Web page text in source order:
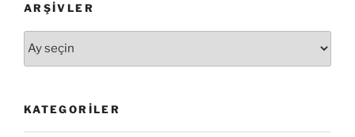
ARŞIVLER
KATEGORILER